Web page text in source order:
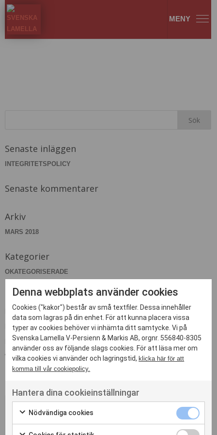
Senaste inläggen
INTEGRITETSPOLICY
Senaste kommentarer
Arkiv
MARS 2018
Kategorier
OKATEGORISERADE
Meta
LOGGA IN
FLÖDE FÖR INLÄGG
FLÖDE FÖR KOMMENTARER
WORDPRESS.ORG
Kontakta oss
Denna webbplats använder cookies
Cookies ("kakor") består av små textfiler. Dessa innehåller
data som lagras på din enhet. För att kunna placera vissa
typer av cookies behöver vi inhämta ditt samtycke. Vi på
Svenska Lamella V-Persienn & Markis AB, orgnr. 556840-8305
använder oss av följande slags cookies. För att läsa mer om
vilka cookies vi använder och lagringstid,klicka här för att
komma till vår cookiepolicy.
Hantera dina cookieinställningar
Nödvändiga cookies